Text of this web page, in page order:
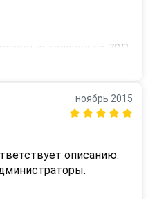
тапочки по 70₽;
ноябрь 2015
описанию.